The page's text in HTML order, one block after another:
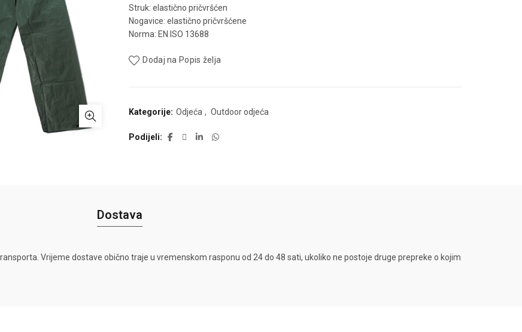
Struk: elastično pričvršćen
Nogavice: elastično pričvršćene
Norma: EN ISO 13688
Dodaj na Popis želja
Kategorije: Odjeća , Outdoor odjeća
Podijeli
Dostava
Vrijeme dostave obično traje u vremenskom rasponu od 24 do 48 sati, ukoliko ne postoje druge prepreke o kojim